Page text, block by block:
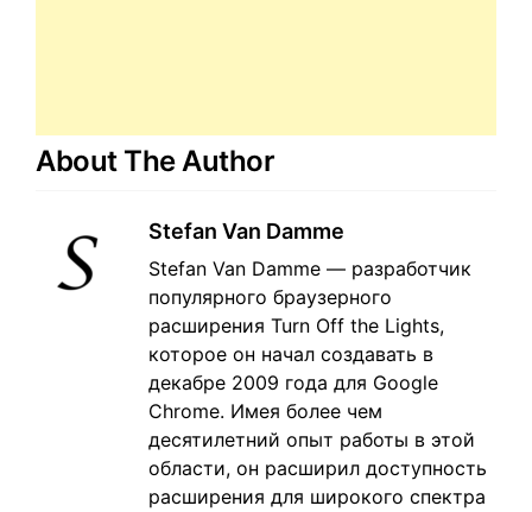
About The Author
Stefan Van Damme
Stefan Van Damme — разработчик
популярного браузерного
расширения Turn Off the Lights,
которое он начал создавать в
декабре 2009 года для Google
Chrome. Имея более чем
десятилетний опыт работы в этой
области, он расширил доступность
расширения для широкого спектра